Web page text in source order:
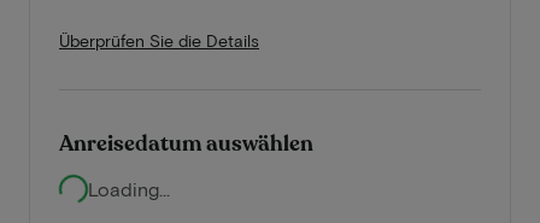
Überprüfen Sie die Details
Anreisedatum auswählen
Loading...